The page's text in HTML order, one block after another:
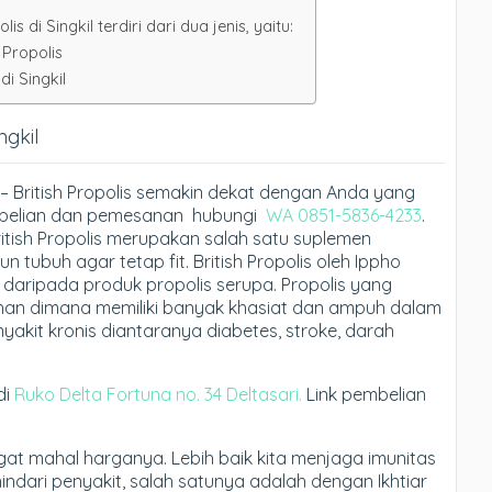
di Singkil terdiri dari dua jenis, yaitu:
Singkil
British Propolis semakin dekat dengan Anda yang
dan pemesanan hubungi WA 0851-5836-4233.
Propolis merupakan salah satu suplemen
tubuh agar tetap fit. British Propolis oleh Ippho
produk propolis serupa. Propolis yang
dimana memiliki banyak khasiat dan ampuh dalam
kronis diantaranya diabetes, stroke, darah
Ruko Delta Fortuna no. 34 Deltasari. Link pembelian
mahal harganya. Lebih baik kita menjaga imunitas
penyakit, salah satunya adalah dengan Ikhtiar